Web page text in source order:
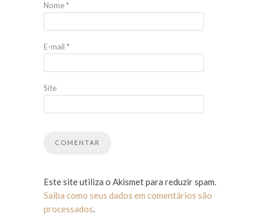
Nome*
E-mail *
Site
Este site utiliza o Akismet para reduzir spam.
Saiba como seus dados em comentários são
processados.